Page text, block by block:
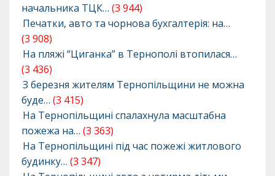
начальника ТЦК… (3 944)
Печатки, авто та чорнова бухгалтерія: на…
(3 908)
На пляжі “Циганка” в Тернополі втопилася…
(3 436)
З березня жителям Тернопільщини не можна
буде… (3 415)
На Тернопільщині спалахнула масштабна
пожежа на… (3 363)
На Тернопільщині під час пожежі житлового
будинку… (3 347)